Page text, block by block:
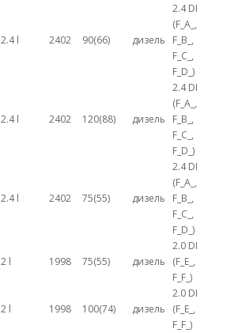
2.4 l 2402 90(66) дизель
2.4 DI
(F_A_,
F_B_,
F_C_,
F_D_)
2.4 l 2402 120(88) дизель
2.4 DI
(F_A_,
F_B_,
F_C_,
F_D_)
2.4 l 2402 75(55) дизель
2.4 DI
(F_A_,
F_B_,
F_C_,
F_D_)
2 l 1998 75(55) дизель
2.0 DI
(F_E_,
F_F_)
2 l 1998 100(74) дизель
2.0 DI
(F_E_,
F_F_)